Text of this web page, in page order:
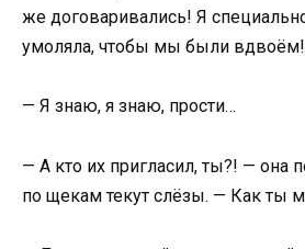
же договаривались! Я
умоляла, чтобы мы были вдвоём!
— Я знаю, я знаю, прости…
— А кто их пригласил, ты?! — она
по щекам текут слёзы. — Как ты